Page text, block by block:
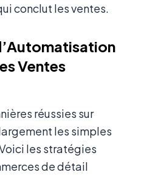
conclut les ventes.
Ventes
réussies sur
les simples
les stratégies
de détail